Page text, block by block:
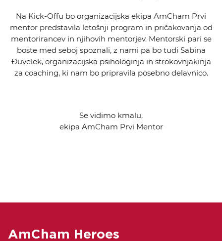
Na Kick-Offu bo organizacijska ekipa AmCham Prvi
mentor predstavila letošnji program in pričakovanja od
mentorirancev in njihovih mentorjev. Mentorski pari se
boste med seboj spoznali, z nami pa bo tudi Sabina
Đuvelek, organizacijska psihologinja in strokovnjakinja
za coaching, ki nam bo pripravila posebno delavnico.
Se vidimo kmalu,
ekipa AmCham Prvi Mentor
AmCham Heroes